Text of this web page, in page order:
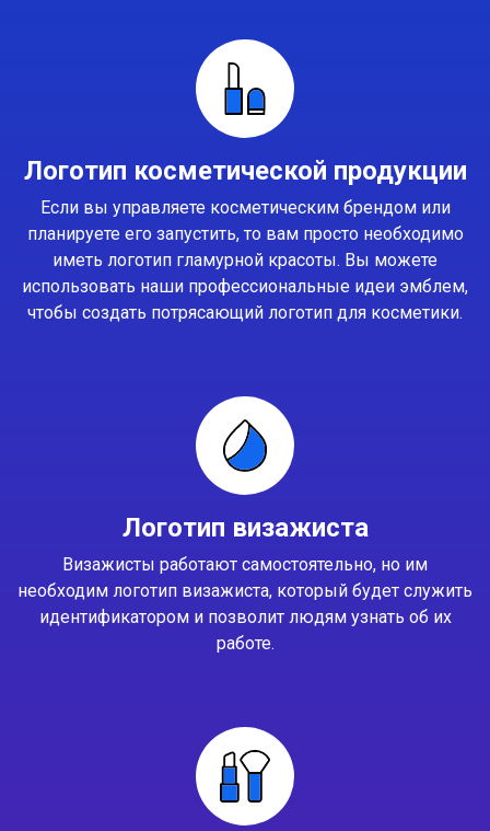
Логотип косметической продукции
Если вы управляете косметическим брендом или
планируете его запустить, то вам просто необходимо
иметь логотип гламурной красоты. Вы можете
использовать наши профессиональные идеи эмблем,
чтобы создать потрясающий логотип для косметики.
Логотип визажиста
Визажисты работают самостоятельно, но им
необходим логотип визажиста, который будет служить
идентификатором и позволит людям узнать об их
работе.